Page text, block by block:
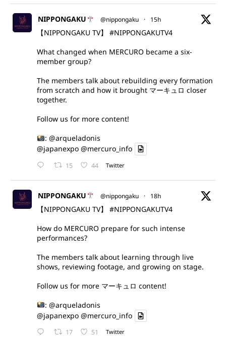
NIPPONGAKU @nippongaku · 15h
【NIPPONGAKU TV】 #NIPPONGAKUTV4
What changed when MERCURO became a six-
member group?
The members talk about rebuilding every formation
from scratch and how it brought マーキュロ closer
together.
Follow us for more content!
: @arqueladonis
@japanexpo @mercuro_info
15 44 Twitter
NIPPONGAKU @nippongaku · 18h
【NIPPONGAKU TV】 #NIPPONGAKUTV4
How do MERCURO prepare for such intense
performances?
The members talk about learning through live
shows, reviewing footage, and growing on stage.
Follow us for more マーキュロ content!
: @arqueladonis
@japanexpo @mercuro_info
17 51 Twitter